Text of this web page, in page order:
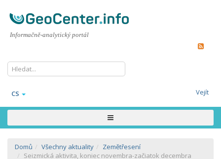
Informačně-analytický portál
CS Vejít
Domů Všechny aktuality
Zemětřesení
Seizmická aktivita, koniec novembra-začiatok decembra